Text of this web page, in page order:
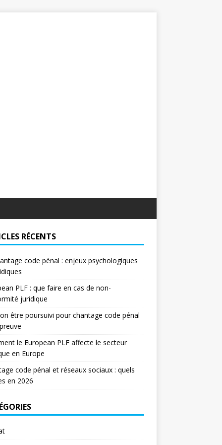
RÉCENTS
code pénal : enjeux psychologiques
PLF : que faire en cas de non-
juridique
être poursuivi pour chantage code pénal
le European PLF affecte le secteur
en Europe
code pénal et réseaux sociaux : quels
en 2026